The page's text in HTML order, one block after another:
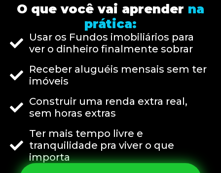
O que você vai aprender na
prática:
Usar os Fundos imobiliários para
ver o dinheiro finalmente sobrar
Receber aluguéis mensais sem ter
imóveis
Construir uma renda extra real,
sem horas extras
Ter mais tempo livre e
tranquilidade pra viver o que
importa